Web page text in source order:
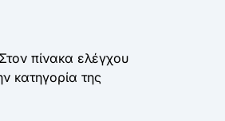
πίνακα ελέγχου
κατηγορία της